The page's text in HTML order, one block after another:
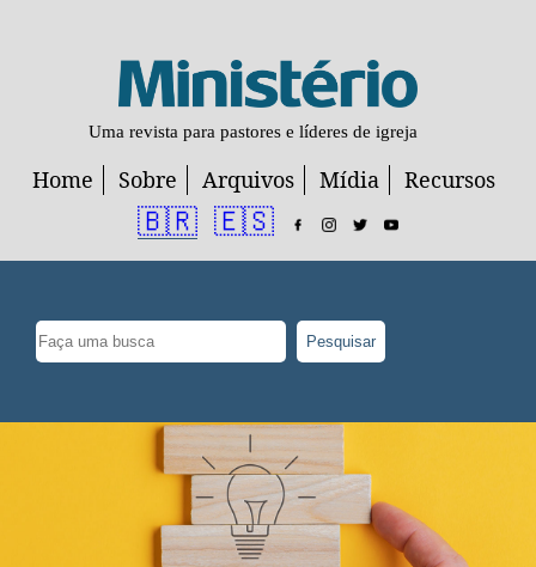
Uma revista para pastores e líderes de igreja
Home Sobre Arquivos Mídia Recursos
🇧🇷 🇪🇸
Pesquisar